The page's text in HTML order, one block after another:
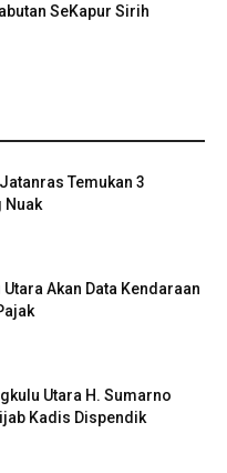
SeKapur Sirih
Temukan 3
Nuak
Akan Data Kendaraan
Utara H. Sumarno
Kadis Dispendik